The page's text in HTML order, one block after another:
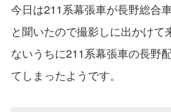
今日は211系幕張車が長野総合
と聞いたので撮影しに出かけて
ないうちに211系幕張車の長野
てしまったようです。